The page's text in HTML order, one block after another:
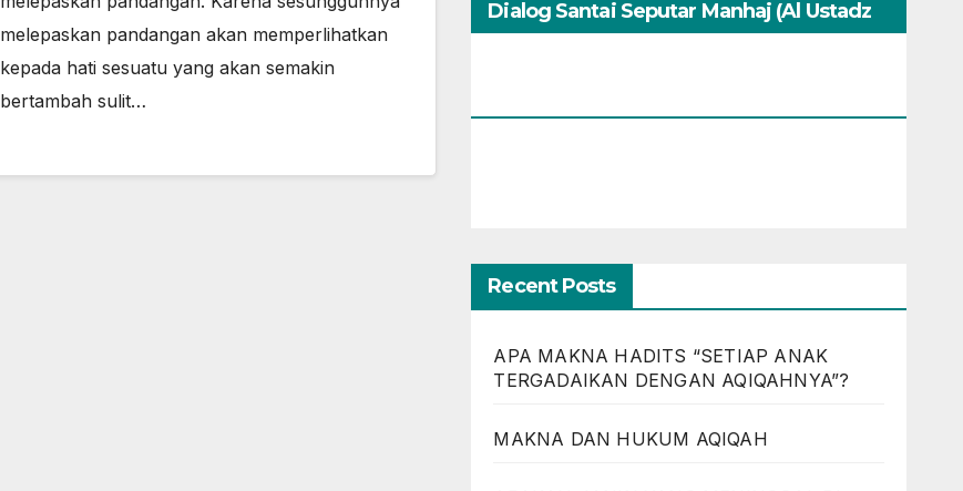
melepaskan pandangan akan memperlihatkan
kepada hati sesuatu yang akan semakin
bertambah sulit…
Dialog Santai Seputar Manhaj (Al Ustadz
Recent Posts
APA MAKNA HADITS “SETIAP ANAK
TERGADAIKAN DENGAN AQIQAHNYA”?
MAKNA DAN HUKUM AQIQAH